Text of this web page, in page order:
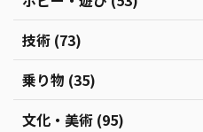
技術 (73)
乗り物 (35)
文化・美術 (95)